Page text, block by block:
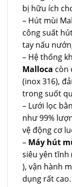
bị hữu ích
– Hút mùi
công suất
tay nấu
– Hệ thống
Malloca còn
(inox 316),
trong suốt
– Lưới lọc
như 99%
vệ động cơ
– Máy hút
siêu yên tĩnh
), vận hành
dụng rất cao.